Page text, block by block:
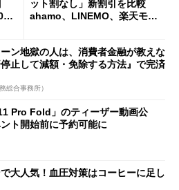
％
ット割なし」新割引を比較
ahamo、LINEMO、楽天モバ
ン地獄の人は、消費者金融が教えな
止して減額・免除する方法』で完済
総合事務所）
Pro Fold」のティーザー動画公
ト開始前に予約可能に
大人気！血圧対策はコーヒーに足し